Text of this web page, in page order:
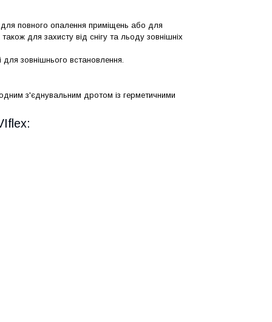
повного опалення приміщень або для
для захисту від снігу та льоду зовнішніх
для зовнішнього встановлення.
з'єднувальним дротом із герметичними